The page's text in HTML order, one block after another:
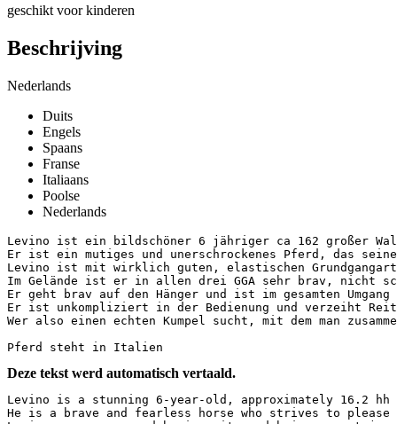
geschikt voor kinderen
Beschrijving
Nederlands
Duits
Engels
Spaans
Franse
Italiaans
Poolse
Nederlands
Levino ist ein bildschöner 6 jähriger ca 162 großer
Er ist ein mutiges und unerschrockenes Pferd, das
Levino ist mit wirklich guten, elastischen
Im Gelände ist er in allen drei GGA sehr brav, nicht
Er geht brav auf den Hänger und ist im gesamten
Er ist unkompliziert in der Bedienung und verzeiht
Wer also einen echten Kumpel sucht, mit dem man
Pferd steht in Italien
Deze tekst werd automatisch vertaald.
Levino is a stunning 6-year-old, approximately 16.2
He is a brave and fearless horse who strives to